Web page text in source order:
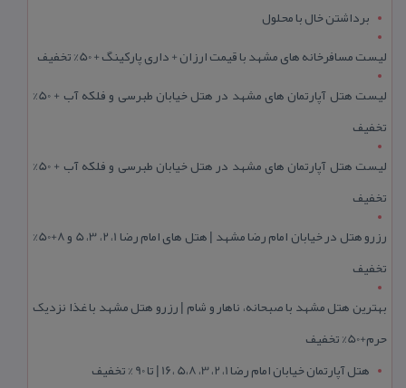
برداشتن خال با محلول
لیست مسافرخانه های مشهد با قیمت ارزان + داری پارکینگ + 50% تخفیف
لیست هتل آپارتمان های مشهد در هتل خیابان طبرسی و فلکه آب + 50%
تخفیف
لیست هتل آپارتمان های مشهد در هتل خیابان طبرسی و فلکه آب + 50%
تخفیف
رزرو هتل در خیابان امام رضا مشهد | هتل‌ های امام رضا 1، 2، 3، 5 و 8+50%
تخفیف
بهترین هتل مشهد با صبحانه، ناهار و شام | رزرو هتل مشهد با غذا نزدیک
حرم+50% تخفیف
هتل آپارتمان خیابان امام رضا 1، 2، 3، 5،8 ،16 | تا 90 % تخفیف